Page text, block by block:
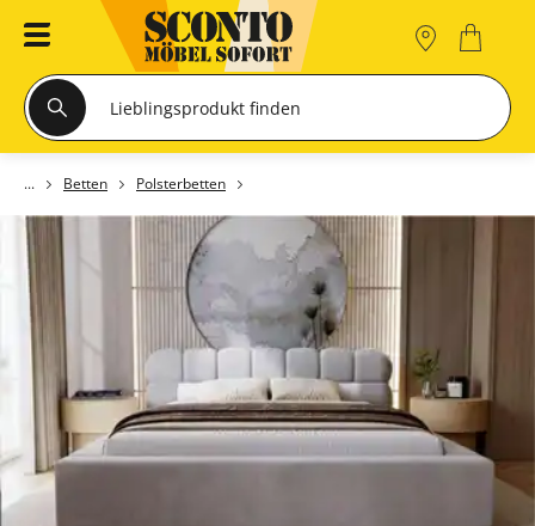
Betten Polsterbetten